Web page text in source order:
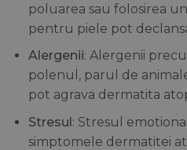
poluarea sau folosirea
pentru piele pot
Alergenii: Alergenii
polenul, parul de
pot agrava dermatita
Stresul: Stresul
simptomele dermatitei